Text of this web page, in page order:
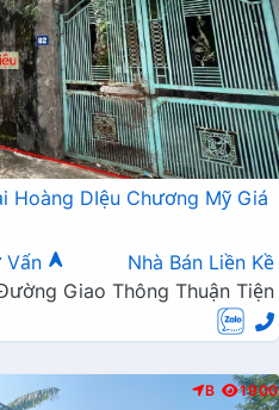
Hoàng DIệu Chương Mỹ Giá
Vấn
Nhà Bán Liền Kề
Giao Thông Thuận Tiện
B 1900